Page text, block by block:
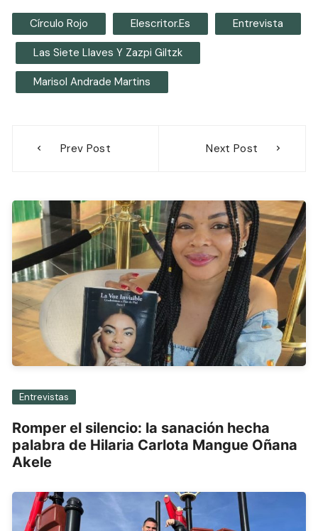
Círculo Rojo Elescritor.es Entrevista
Las Siete Llaves Y Zazpi Giltzk
Marisol Andrade Martins
Prev Post Next Post
Entrevistas
Romper el silencio: la sanación hecha
palabra de Hilaria Carlota Mangue Oñana
Akele